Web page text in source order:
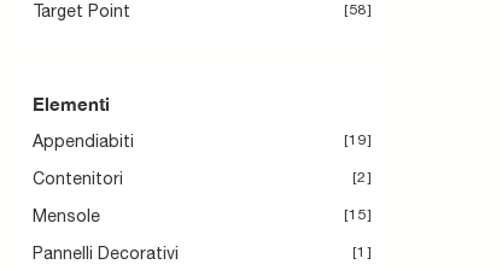
Target Point 58
Elementi
Appendiabiti 19
Contenitori 2
Mensole 15
Pannelli Decorativi 1